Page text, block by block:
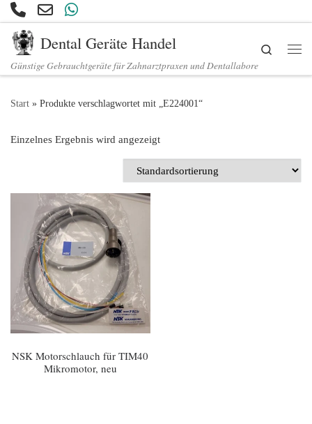
Zum Inhalt springen
Dental Geräte Handel
Günstige Gebrauchtgeräte für Zahnarztpraxen und Dentallabore
Search
Start » Produkte verschlagwortet mit „E224001“
Einzelnes Ergebnis wird angezeigt
NSK Motorschlauch für TIM40
Mikromotor, neu